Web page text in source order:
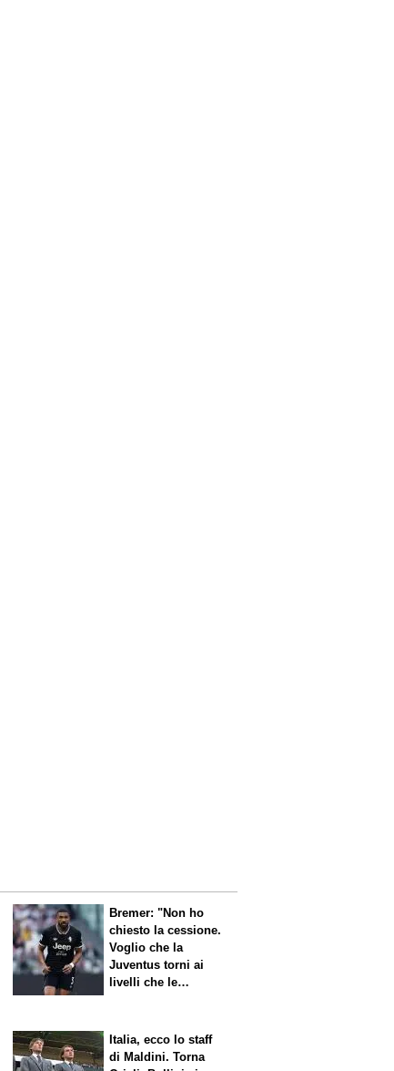
Bremer: "Non ho
chiesto la cessione.
Voglio che la
Juventus torni ai
livelli che le
Italia, ecco lo staff
di Maldini. Torna